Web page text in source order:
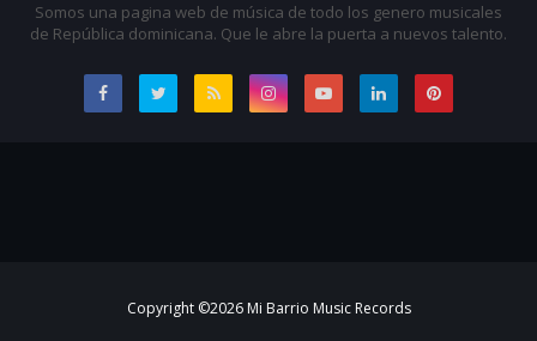
Somos una pagina web de música de todo los genero musicales
de República dominicana. Que le abre la puerta a nuevos talento.
Copyright ©2026 Mi Barrio Music Records